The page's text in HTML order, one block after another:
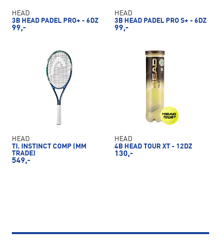
HEAD
3B HEAD PADEL PRO+ - 6DZ
99,-
HEAD
3B HEAD PADEL PRO S+ - 6DZ
99,-
HEAD
TI. INSTINCT COMP (MM
TRADE)
549,-
HEAD
4B HEAD TOUR XT - 12DZ
130,-